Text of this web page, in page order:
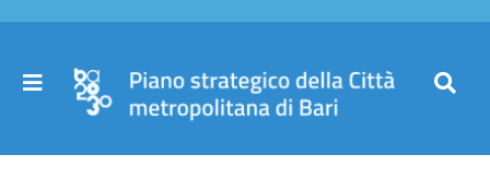
Salta
contenuto
Toggle